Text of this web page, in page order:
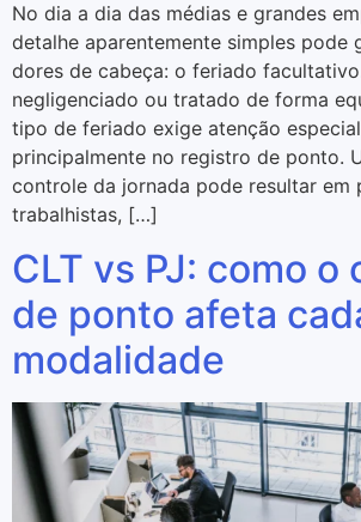
No dia a dia das médias e grandes
detalhe aparentemente simples pode
dores de cabeça: o feriado
negligenciado ou tratado de forma
tipo de feriado exige atenção
principalmente no registro de ponto.
controle da jornada pode resultar em
trabalhistas, […]
CLT vs PJ: como o
de ponto afeta
modalidade